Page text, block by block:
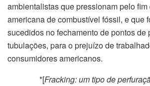
ambientalistas que pressionam pelo
americana de combustível fóssil, e que
sucedidos no fechamento de pontos de
tubulações, para o prejuízo de
consumidores americanos.
*[Fracking: um tipo de